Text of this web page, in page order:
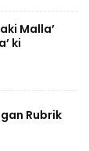
Malla’
ki
Rubrik